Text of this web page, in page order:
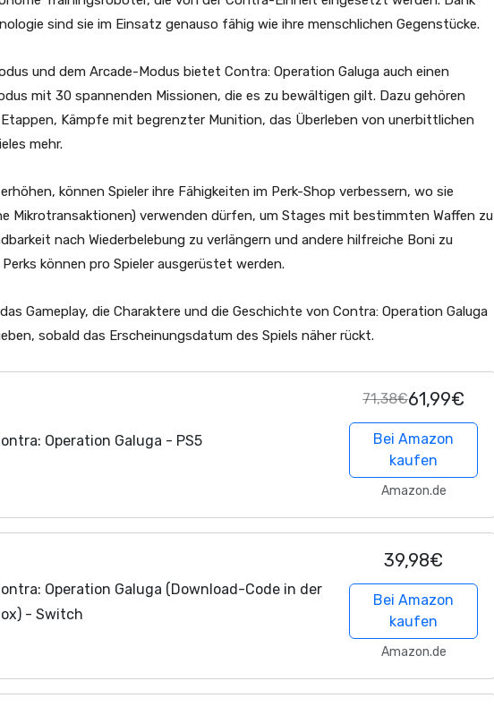
sind sie im Einsatz genauso fähig wie ihre menschlichen Gegenstücke.
und dem Arcade-Modus bietet Contra: Operation Galuga auch einen
mit 30 spannenden Missionen, die es zu bewältigen gilt. Dazu gehören
Kämpfe mit begrenzter Munition, das Überleben von unerbittlichen
mehr.
können Spieler ihre Fähigkeiten im Perk-Shop verbessern, wo sie
Mikrotransaktionen) verwenden dürfen, um Stages mit bestimmten Waffen zu
nach Wiederbelebung zu verlängern und andere hilfreiche Boni zu
können pro Spieler ausgerüstet werden.
Gameplay, die Charaktere und die Geschichte von Contra: Operation Galuga
sobald das Erscheinungsdatum des Spiels näher rückt.
Operation Galuga - PS5
71,38€61,99€
Bei Amazon
kaufen
Amazon.de
Operation Galuga (Download-Code in der
- Switch
39,98€
Bei Amazon
kaufen
Amazon.de